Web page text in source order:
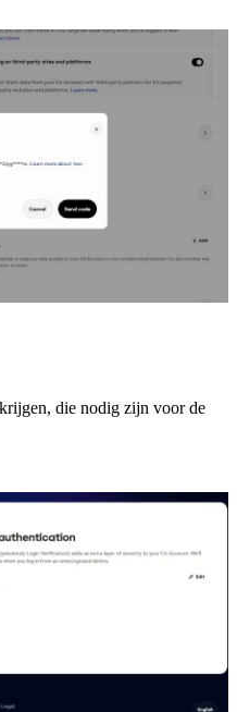
die nodig zijn voor de